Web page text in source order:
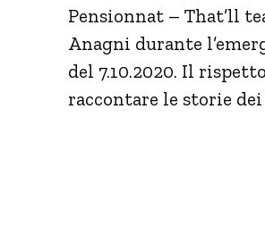
Pensionnat – That’ll
Anagni durante
del 7.10.2020. Il
raccontare le storie